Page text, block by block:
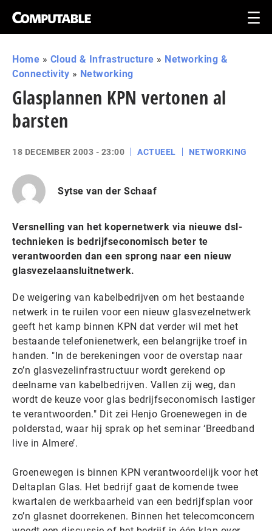
Home » Cloud & Infrastructure » Networking &
Connectivity » Networking
Glasplannen KPN vertonen al
barsten
18 DECEMBER 2003 - 23:00 ACTUEEL NETWORKING
Sytse van der Schaaf
Versnelling van het kopernetwerk via nieuwe dsl-
technieken is bedrijfseconomisch beter te
verantwoorden dan een sprong naar een nieuw
glasvezelaansluitnetwerk.
De weigering van kabelbedrijven om het bestaande
netwerk in te ruilen voor een nieuw glasvezelnetwerk
geeft het kamp binnen KPN dat verder wil met het
bestaande telefonienetwerk, een belangrijke troef in
handen. "In de berekeningen voor de overstap naar
zo’n glasvezelinfrastructuur wordt gerekend op
deelname van kabelbedrijven. Vallen zij weg, dan
wordt de keuze voor glas bedrijfseconomisch lastiger
te verantwoorden." Dit zei Henjo Groenewegen in de
polderstad, waar hij sprak op het seminar ‘Breedband
live in Almere’.
Groenewegen is binnen KPN verantwoordelijk voor het
Deltaplan Glas. Het bedrijf gaat de komende twee
kwartalen de werkbaarheid van een bedrijfsplan voor
zo’n glasnet doorrekenen. Binnen het telecomconcern